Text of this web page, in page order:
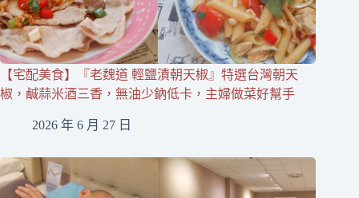
【宅配美食】『老魏道 輕鹽漬朝天椒』特選台灣朝天
椒，鹹蒜米酒三香，無油少鈉低卡，主婦做菜好幫手
2026 年 6 月 27 日